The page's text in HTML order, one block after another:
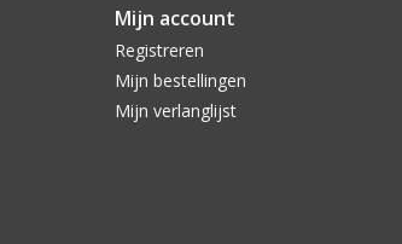
Mijn account
Registreren
Mijn bestellingen
Mijn verlanglijst